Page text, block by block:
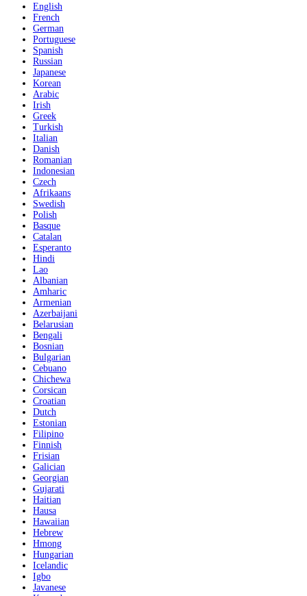
English
French
German
Portuguese
Spanish
Russian
Japanese
Korean
Arabic
Irish
Greek
Turkish
Italian
Danish
Romanian
Indonesian
Czech
Afrikaans
Swedish
Polish
Basque
Catalan
Esperanto
Hindi
Lao
Albanian
Amharic
Armenian
Azerbaijani
Belarusian
Bengali
Bosnian
Bulgarian
Cebuano
Chichewa
Corsican
Croatian
Dutch
Estonian
Filipino
Finnish
Frisian
Galician
Georgian
Gujarati
Haitian
Hausa
Hawaiian
Hebrew
Hmong
Hungarian
Icelandic
Igbo
Javanese